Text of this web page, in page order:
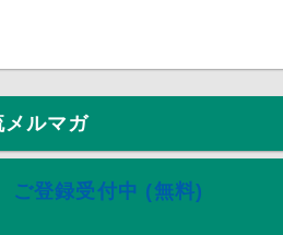
メルマガ
ご登録受付中 (無料)